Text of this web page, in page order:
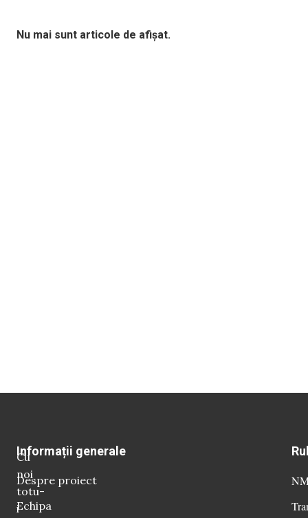
Nu mai sunt articole de afișat.
Cu
noi
totu-
i
Informații generale
Despre proiect
Echipa